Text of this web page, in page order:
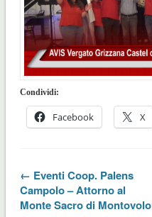
Condividi:
Facebook X
← Eventi Coop. Palens
Campolo – Attorno al
Monte Sacro di Montovolo